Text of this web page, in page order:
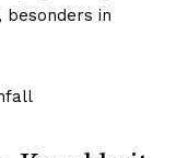
besonders in